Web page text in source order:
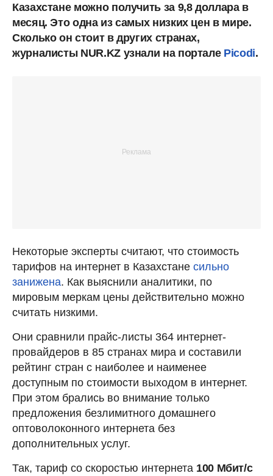
Казахстане можно получить за 9,8 доллара в
месяц. Это одна из самых низких цен в мире.
Сколько он стоит в других странах,
журналисты NUR.KZ узнали на портале Picodi.
Некоторые эксперты считают, что стоимость
тарифов на интернет в Казахстане сильно
занижена. Как выяснили аналитики, по
мировым меркам цены действительно можно
считать низкими.
Они сравнили прайс-листы 364 интернет-
провайдеров в 85 странах мира и составили
рейтинг стран с наиболее и наименее
доступным по стоимости выходом в интернет.
При этом брались во внимание только
предложения безлимитного домашнего
оптоволоконного интернета без
дополнительных услуг.
Так, тариф со скоростью интернета 100 Мбит/с